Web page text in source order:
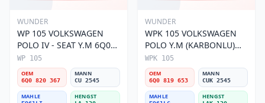
WUNDER
WP 105 VOLKSWAGEN
POLO IV - SEAT Y.M 6Q0
820 367 Polen Filtresi
WP 105
OEM
6Q0 820 367
MANN
CU 2545
MAHLE HENGST
WUNDER
WPK 105 VOLKSWAGEN
POLO Y.M (KARBONLU)
6Q0 819 653 Polen Filtresi
WPK 105
OEM
6Q0 819 653
MANN
CUK 2545
MAHLE HENGST